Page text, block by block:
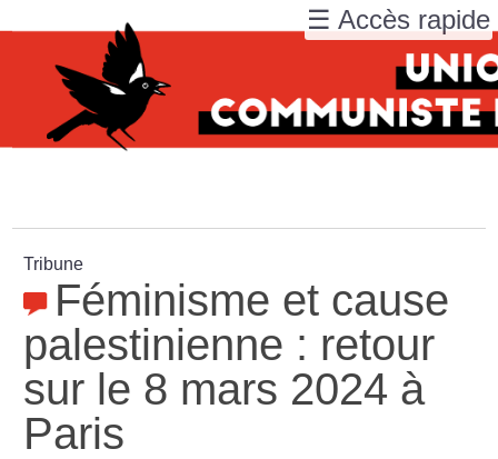
Tribune
Féminisme et cause
palestinienne : retour
sur le 8 mars 2024 à
Paris
☰ Accès rapide